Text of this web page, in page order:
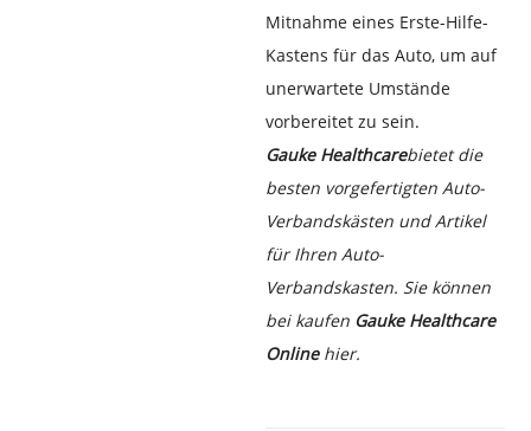
Mitnahme eines Erste-Hilfe-
Kastens für das Auto, um auf
unerwartete Umstände
vorbereitet zu sein.
Gauke Healthcarebietet die
besten vorgefertigten Auto-
Verbandskästen und Artikel
für Ihren Auto-
Verbandskasten. Sie können
bei kaufen Gauke Healthcare
Online hier.